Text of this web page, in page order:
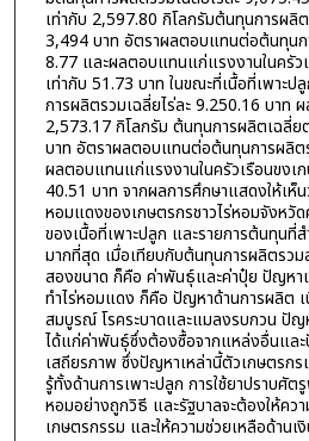
เท่ากับ 2,597.80 กิโลกรัมต้นทุนการผลิ
3,494 บาท อัตราผลตอบแทนต่อต้นทุนก
8.77 และผลตอบแทนแก่แรงงานในครัว
เท่ากับ 51.73 บาท ในขณะที่เนื้อที่เพาะป
การผลิตรวมเฉลี่ยไร่ละ 9.250.16 บาท
2,573.17 กิโลกรัม ต้นทุนการผลิตเฉลี่ย
บาท อัตราผลตอบแทนต่อต้นทุนการผลิต
ผลตอบแทนแก่แรงงานในครัวเรือนขงเ
40.51 บาท จากผลการศึกษาแสดงให้เห็
หอมแดงของเกษตรกรชาวไร่หอมจังหวั
ของเนื้อที่เพาะปลูก และรายการต้นทุน
มากที่สุด เมื่อเทียบกับต้นทุนการผลิตรวม
สองขนาด ก็คือ ค่าพันธุ์และค่าปุ๋ย ปัญหา
ทำไร่หอมแดง ก็คือ ปัญหาด้านการผลิต
สมบูรณ์ โรคระบาดและแมลงรบกวน ปั
ได้แก่ค่าพันธุ์ซึ่งต้องซื้อจากแหล่งอื่นและ
เสถียรภาพ ซึ่งปัญหาเหล่านี้ตัวเกษตรก
รู้ทั้งด้านการเพาะปลูก การใช้ยาปราบศัต
หอมอย่างถูกวิธี และรัฐบาลจะต้องให้คว
เกษตรกรรม และให้ความช่วยเหลือด้านเ